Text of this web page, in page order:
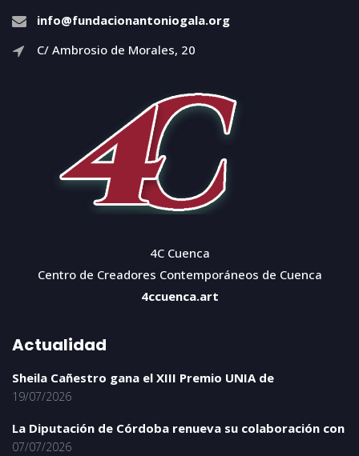
info@fundacionantoniogala.org
C/ Ambrosio de Morales, 20
4C Cuenca
Centro de Creadores Contemporáneos de Cuenca
4ccuenca.art
Actualidad
Sheila Cañestro gana el XIII Premio UNIA de
19/07/2026
La Diputación de Córdoba renueva su colaboración con
07/07/2026